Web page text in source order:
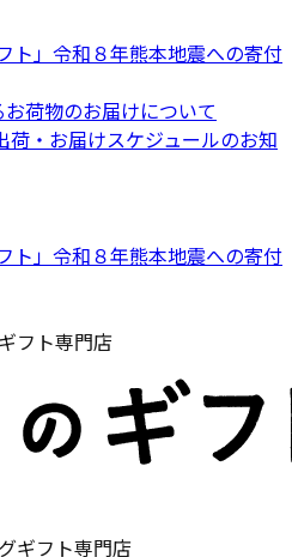
ト」令和８年熊本地震への寄付
荷物のお届けについて
荷・お届けスケジュールのお知
ト」令和８年熊本地震への寄付
フト専門店
ギフト専門店